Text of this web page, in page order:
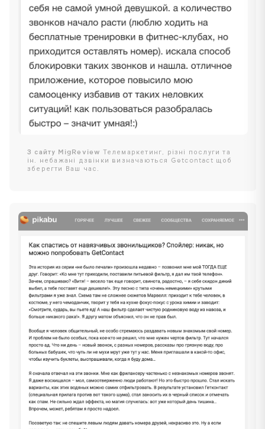
З сайту MigReview
Телемаркетинг, різні послуги та
ін. небажані дзвінки визначаються Getcontact щоб
зберегти Ваш час.